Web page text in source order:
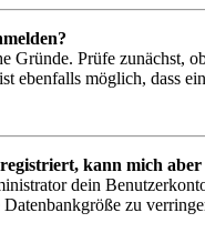
Gründe. Prüfe zunächst,
ebenfalls möglich, dass
kann mich
dein
Datenbankgröße zu